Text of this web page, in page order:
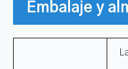
Embalaje y